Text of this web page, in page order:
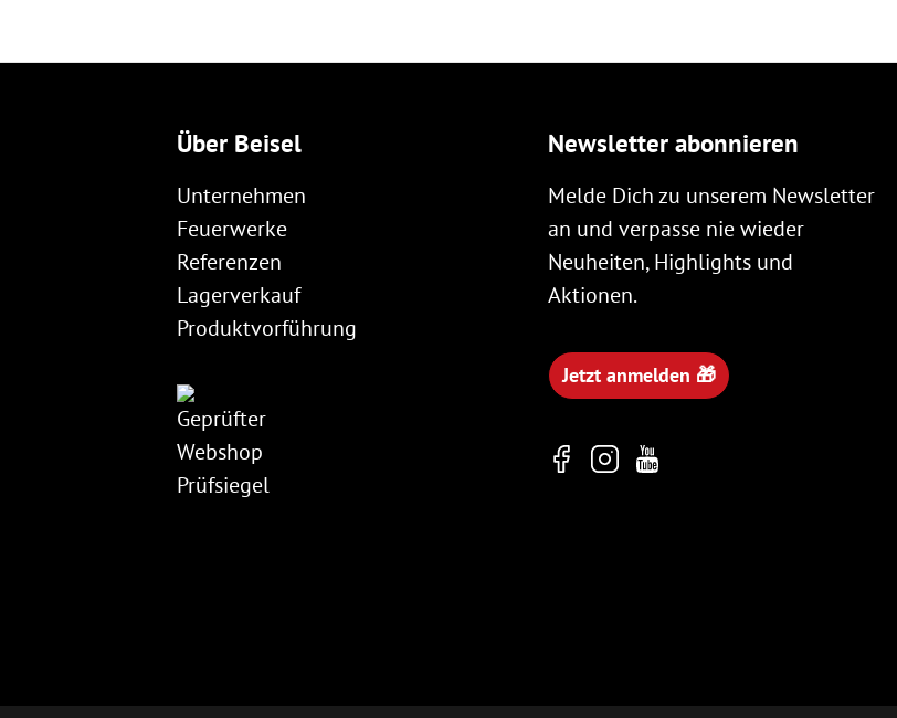
Über Beisel
Unternehmen
Feuerwerke
Referenzen
Lagerverkauf
Produktvorführung
Newsletter abonnieren
Melde Dich zu unserem Newsletter
an und verpasse nie wieder
Neuheiten, Highlights und
Aktionen.
Jetzt anmelden 🎁